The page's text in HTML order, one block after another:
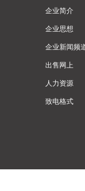
企业简介
企业思想
企业新闻频
出售网上
人力资源
致电格式